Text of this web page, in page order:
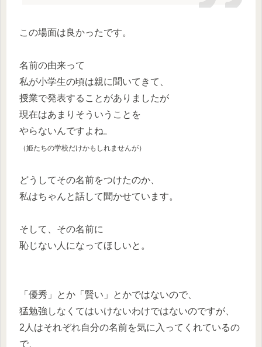
この場面は良かったです。
名前の由来って
私が小学生の頃は親に聞いてきて、
授業で発表することがありましたが
現在はあまりそういうことを
やらないんですよね。
（姫たちの学校だけかもしれませんが）
どうしてその名前をつけたのか、
私はちゃんと話して聞かせています。
そして、その名前に
恥じない人になってほしいと。
「優秀」とか「賢い」とかではないので、
猛勉強しなくてはいけないわけではないのですが、
2人はそれぞれ自分の名前を気に入ってくれているの
で、